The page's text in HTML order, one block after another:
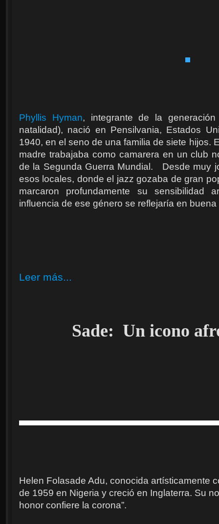
Phyllis Hyman, integrante de la
natalidad), nació en Pensilvania, Estados
1940, en el seno de una familia de siete hijos.
madre trabajaba como camarera en un club
de la Segunda Guerra Mundial. Desde muy
esos locales, donde el jazz gozaba de gran
marcaron profundamente su sensibilidad
influencia de ese género se reflejaría en
Leer más...
Sade: Un icono
Helen Folasade Adu, conocida artísticamente
de 1959 en Nigeria y creció en Inglaterra. Su
honor confiere la corona”.